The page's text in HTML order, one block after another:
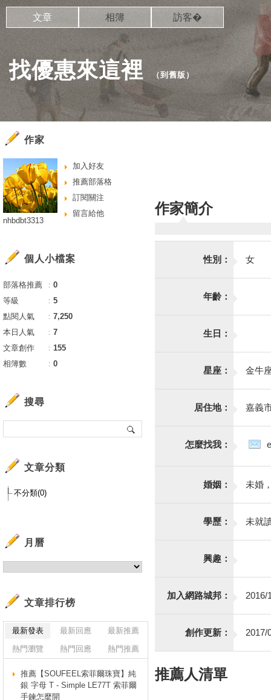
找優惠來這裡 （到舊版 ）
文章 相簿 訪客�
作家簡介
性別： 女
年齡：
生日：
星座： 金牛
居住地： 嘉義
怎麼找我：
婚姻： 未婚
學歷： 未就
興趣：
加入網路城邦： 2016/
創作更新： 2017/
推薦人清單
作家
加入好友
推薦部落格
訂閱關注
留言給他
nhbdbt3313
個人小檔案
部落格推薦 ： 0
等級
： 5
點閱人氣
： 7,250
本日人氣
： 7
文章創作
： 155
相簿數
： 0
搜尋
文章分類
不分類(0)
月曆
文章排行榜
最新發表 最新回應
最新推薦
熱門瀏覽
熱門回應 熱門推薦
推薦【SOUFEEL索菲爾珠寶】純
銀 字母 T - Simple LE77T 索菲爾
手鍊怎麼開